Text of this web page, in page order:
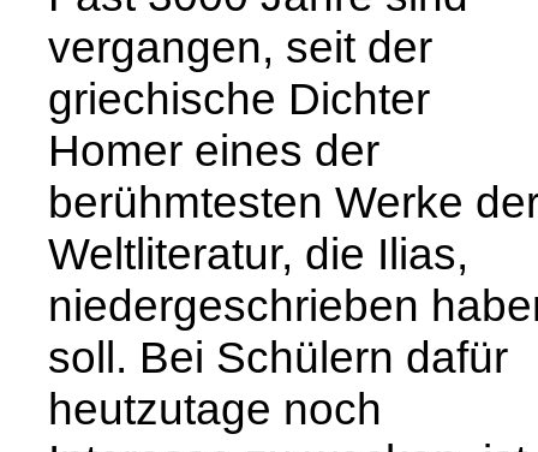
vergangen, seit der
griechische Dichter
Homer eines der
berühmtesten Werke
Weltliteratur, die Ilias,
niedergeschrieben
soll. Bei Schülern dafür
heutzutage noch